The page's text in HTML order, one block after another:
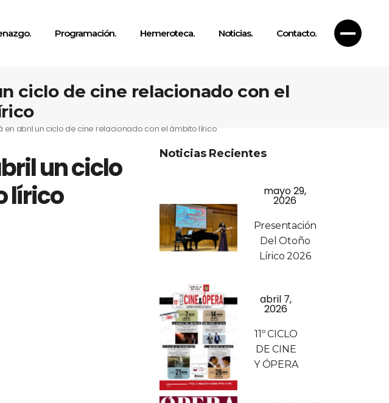
Programación. Hemeroteca. Noticias. Contacto.
ciclo de cine relacionado con el
en abril un ciclo de cine relacionado con el ámbito lírico
un ciclo
lírico
Noticias Recientes
mayo 29,
2026
Presentación
Del Otoño
Lírico 2026
abril 7,
2026
11º CICLO
DE CINE
Y ÓPERA